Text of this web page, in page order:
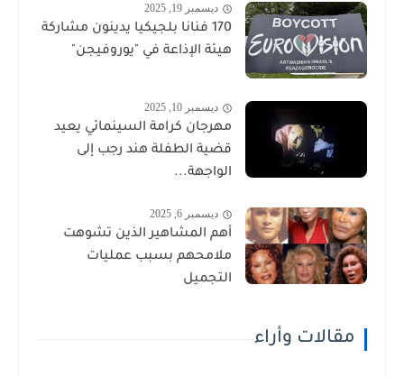
ديسمبر 19, 2025
170 فنانا بلجيكيا يدينون مشاركة
هيئة الإذاعة في "يوروفيجن"
ديسمبر 10, 2025
مهرجان كرامة السينمائي يعيد
قضية الطفلة هند رجب إلى
الواجهة...
ديسمبر 6, 2025
أهم المشاهير الذين تشوهت
ملامحهم بسبب عمليات
التجميل
مقالات وأراء